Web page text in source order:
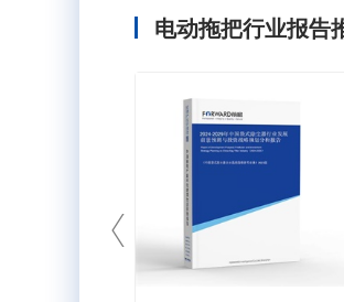
电动拖把行业报告